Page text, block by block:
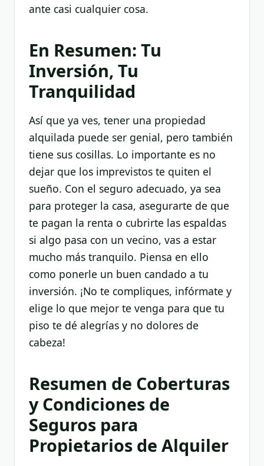
ante casi cualquier cosa.
En Resumen: Tu
Inversión, Tu
Tranquilidad
Así que ya ves, tener una propiedad
alquilada puede ser genial, pero también
tiene sus cosillas. Lo importante es no
dejar que los imprevistos te quiten el
sueño. Con el seguro adecuado, ya sea
para proteger la casa, asegurarte de que
te pagan la renta o cubrirte las espaldas
si algo pasa con un vecino, vas a estar
mucho más tranquilo. Piensa en ello
como ponerle un buen candado a tu
inversión. ¡No te compliques, infórmate y
elige lo que mejor te venga para que tu
piso te dé alegrías y no dolores de
cabeza!
Resumen de Coberturas
y Condiciones de
Seguros para
Propietarios de Alquiler